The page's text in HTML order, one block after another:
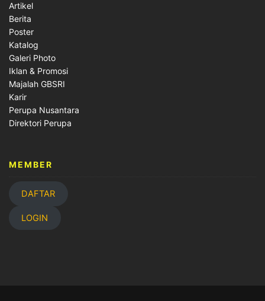
Artikel
Berita
Poster
Katalog
Galeri Photo
Iklan & Promosi
Majalah GBSRI
Karir
Perupa Nusantara
Direktori Perupa
MEMBER
DAFTAR
LOGIN